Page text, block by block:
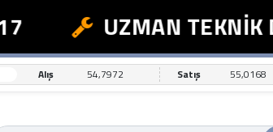
UZMAN TEKNİK
Alış 54,7972 Satış 55,0168